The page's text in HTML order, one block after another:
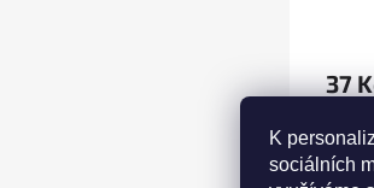
K
sociálních
37